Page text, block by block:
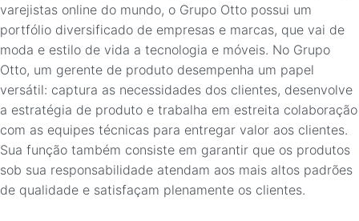
varejistas online do mundo, o Grupo Otto possui um
portfólio diversificado de empresas e marcas, que vai de
moda e estilo de vida a tecnologia e móveis. No Grupo
Otto, um gerente de produto desempenha um papel
versátil: captura as necessidades dos clientes, desenvolve
a estratégia de produto e trabalha em estreita colaboração
com as equipes técnicas para entregar valor aos clientes.
Sua função também consiste em garantir que os produtos
sob sua responsabilidade atendam aos mais altos padrões
de qualidade e satisfaçam plenamente os clientes.